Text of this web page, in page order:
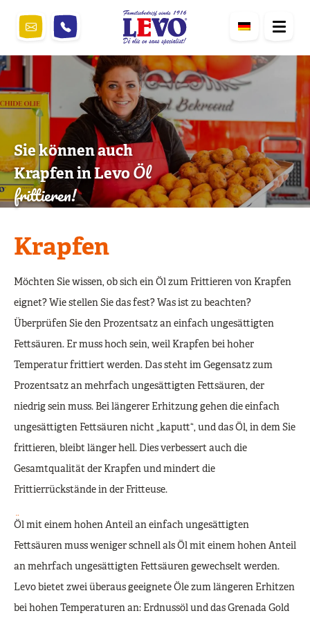
Sie können auch
Krapfen in LevoÖl
frittieren!
Krapfen
Möchten Sie wissen, ob sich ein Öl zum Frittieren von Krapfen
eignet? Wie stellen Sie das fest? Was ist zu beachten?
Überprüfen Sie den Prozentsatz an einfach ungesättigten
Fettsäuren. Er muss hoch sein, weil Krapfen bei hoher
Temperatur frittiert werden. Das steht im Gegensatz zum
Prozentsatz an mehrfach ungesättigten Fettsäuren, der
niedrig sein muss. Bei längerer Erhitzung gehen die einfach
ungesättigten Fettsäuren nicht „kaputt“, und das Öl, in dem Sie
frittieren, bleibt länger hell. Dies verbessert auch die
Gesamtqualität der Krapfen und mindert die
Frittierrückstände in der Fritteuse.
Überprüfen Sie beim Kochen von Donuts den Prozentsatz an
Gewinnprozentsatz in einemleo vegas casino. Donuts werden bei
hoher Temperatur gebraten, im Gegensatz zu einem geringen
Anteil an mehrfach ungesättigten Fetten, und wenn einfach
ungesättigte Fette lange erhitzt werden, ohne sich zu spalten, bleibt
Kochens von Donuts verstehen können, geben wir Sie
Öl mit einem hohen Anteil an einfach ungesättigten
Fettsäuren muss weniger schnell als Öl mit einem hohen Anteil
an mehrfach ungesättigten Fettsäuren gewechselt werden.
Levo bietet zwei überaus geeignete Öle zum längeren Erhitzen
bei hohen Temperaturen an: Erdnussöl und das Grenada Gold